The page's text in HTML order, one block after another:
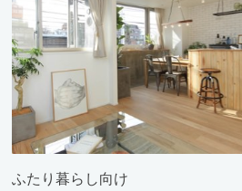
ふたり暮らし向け